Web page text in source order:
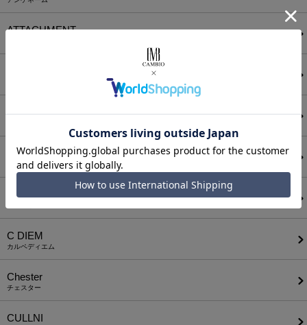
ATTACHMENT
BODYSONG.
CALL&RESPONSE
コールアンドレスポンス
CAMBIO
C DIEM
カルペディエム
Chester
チェスター
CULLNI